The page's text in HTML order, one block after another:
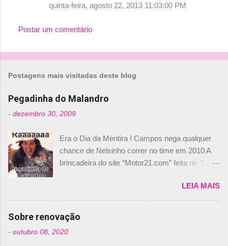
quinta-feira, agosto 22, 2013 11:03:00 PM
Postar um comentário
Postagens mais visitadas deste blog
Pegadinha do Malandro
- dezembro 30, 2009
Era o Dia da Mentira ! Campos nega qualquer
chance de Nelsinho correr no time em 2010 A
brincadeira do site “Motor21.com” feita no "Día
de abril –, afirmando que Nelson Piquet havia
comprado 15% das ações da Campos, dando,
com isso, um lugar no time a Nelsinho Piquet,
foi esclarecida de uma vez por todas por
Daniele Audetto, diretor da escuderia. O
LEIA MAIS
Sobre renovação
- outubro 08, 2020